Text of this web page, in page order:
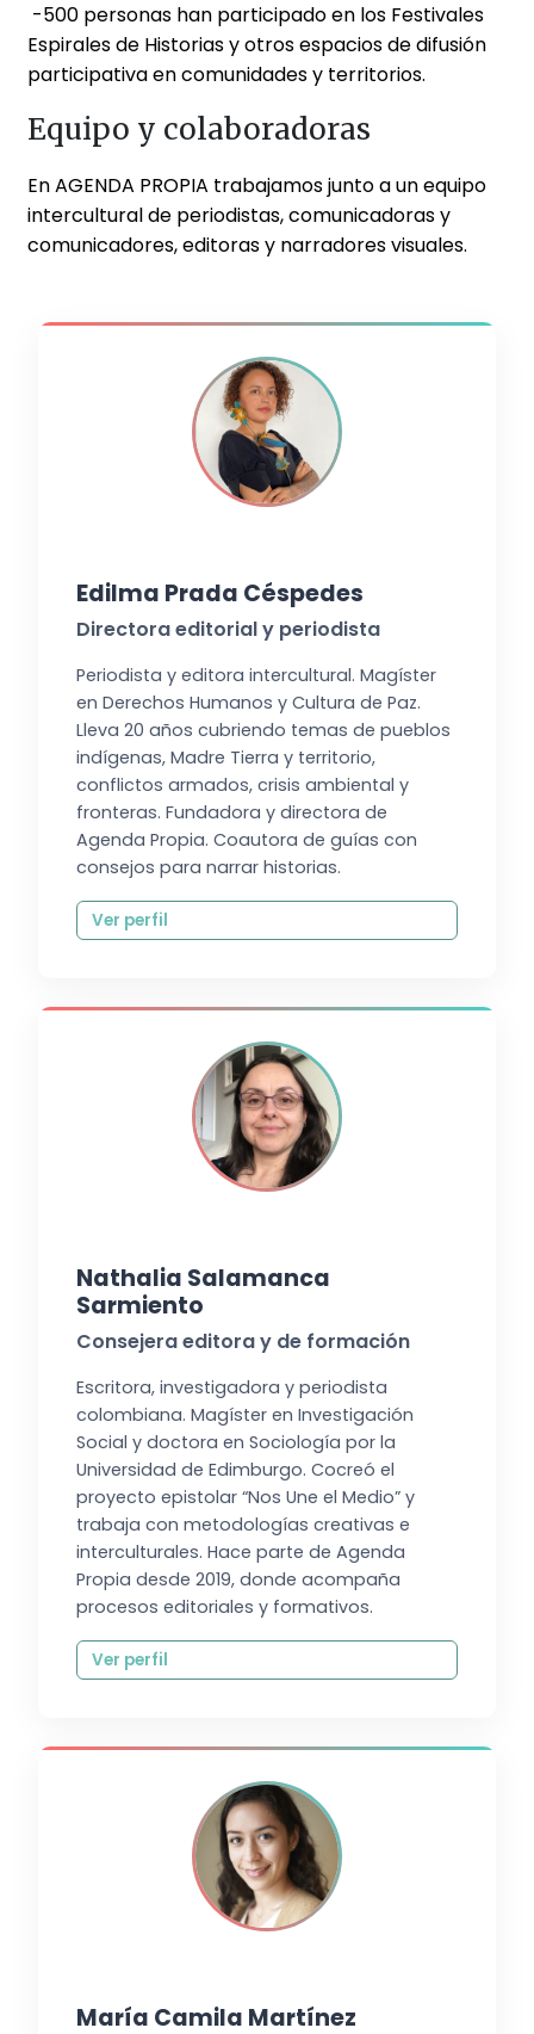
-500 personas han participado en los Festivales
Espirales de Historias y otros espacios de difusión
participativa en comunidades y territorios.
Equipo y colaboradoras
En AGENDA PROPIA trabajamos junto a un equipo
intercultural de periodistas, comunicadoras y
comunicadores, editoras y narradores visuales.
Edilma Prada Céspedes
Directora editorial y periodista
Periodista y editora intercultural. Magíster
en Derechos Humanos y Cultura de Paz.
Lleva 20 años cubriendo temas de pueblos
indígenas, Madre Tierra y territorio,
conflictos armados, crisis ambiental y
fronteras. Fundadora y directora de
Agenda Propia. Coautora de guías con
consejos para narrar historias.
Ver perfil
Nathalia Salamanca
Sarmiento
Consejera editora y de formación
Escritora, investigadora y periodista
colombiana. Magíster en Investigación
Social y doctora en Sociología por la
Universidad de Edimburgo. Cocreó el
proyecto epistolar “Nos Une el Medio” y
trabaja con metodologías creativas e
interculturales. Hace parte de Agenda
Propia desde 2019, donde acompaña
procesos editoriales y formativos.
Ver perfil
María Camila Martínez